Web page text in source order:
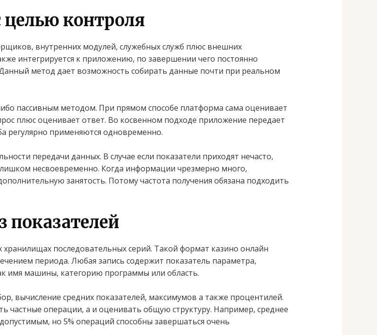
контроля
внутренних модулей, служебных служб плюс внешних
интегрируется к приложению, по завершении чего постоянно
метод дает возможность собирать данные почти при реальном
пассивным методом. При прямом способе платформа сама оценивает
плюс оценивает ответ. Во косвенном подходе приложение передает
регулярно применяются одновременно.
передачи данных. В случае если показатели приходят нечасто,
несвоевременно. Когда информации чрезмерно много,
занятость. Потому частота получения обязана подходить
показателей
последовательных серий. Такой формат казино онлайн
периода. Любая запись содержит показатель параметра,
имя машины, категорию программы или область.
вычисление средних показателей, максимумов а также процентилей.
частные операции, а и оценивать общую структуру. Например, среднее
но 5% операций способны завершаться очень